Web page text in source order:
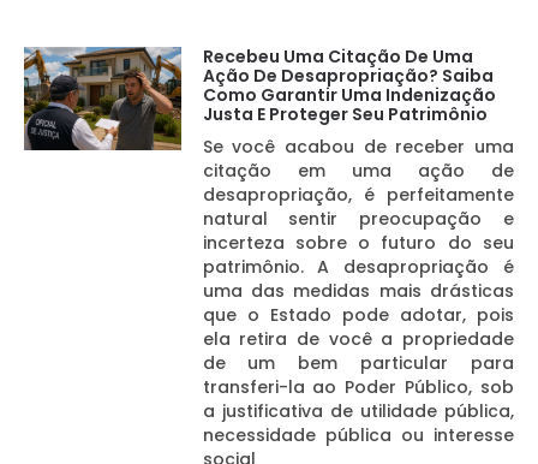
Recebeu Uma Citação De Uma
Ação De Desapropriação? Saiba
Como Garantir Uma Indenização
Justa E Proteger Seu Patrimônio
Se você acabou de receber uma
citação em uma ação de
desapropriação, é perfeitamente
natural sentir preocupação e
incerteza sobre o futuro do seu
patrimônio. A desapropriação é
uma das medidas mais drásticas
que o Estado pode adotar, pois
ela retira de você a propriedade
de um bem particular para
transferi-la ao Poder Público, sob
a justificativa de utilidade pública,
necessidade pública ou interesse
social